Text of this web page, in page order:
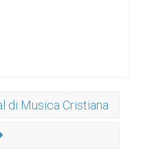
di Musica Cristiana